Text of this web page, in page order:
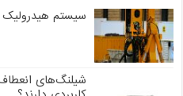
سیستم
شیلنگ‌های